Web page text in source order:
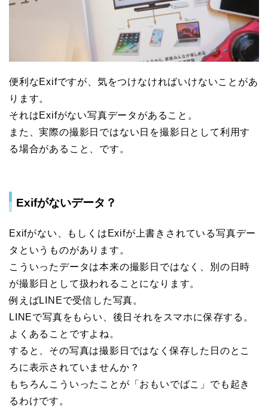
便利なExifですが、気をつけなければいけないことがあ
ります。
それはExifがない写真データがあること。
また、実際の撮影日ではない日を撮影日として利用す
る場合があること、です。
Exifがないデータ？
Exifがない、もしくはExifが上書きされている写真デー
タというものがあります。
こういったデータは本来の撮影日ではなく、別の日時
が撮影日として扱われることになります。
例えばLINEで受信した写真。
LINEで写真をもらい、後日それをスマホに保存する。
よくあることですよね。
すると、その写真は撮影日ではなく保存した日のとこ
ろに表示されていませんか？
もちろんこういったことが「おもいでばこ」でも起き
るわけです。